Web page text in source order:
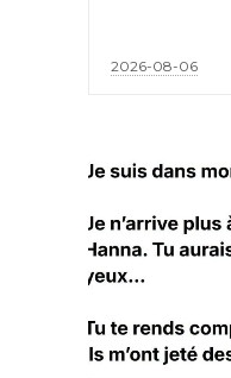
2026-08-06